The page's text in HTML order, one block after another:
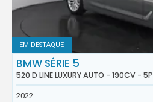
EM DESTAQUE
BMW SÉRIE 5
520 D LINE LUXURY AUTO - 190CV - 5P
2022